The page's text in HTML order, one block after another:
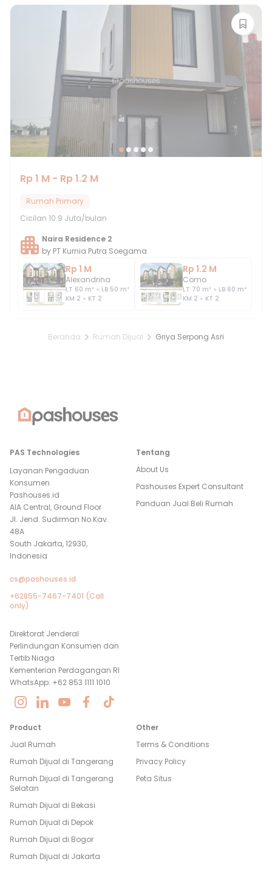
Rp 1 M - Rp 1.2 M
Rumah Primary
Cicilan 10.9 Juta/bulan
Naira Residence 2
by PT Kurnia Putra Soegama
Rp 1 M
Alexandrina
LT 60 m² LB 50 m²
KM 2 KT 2
Rp 1.2 M
Como
LT 70 m² LB 60 m²
KM 2 KT 2
Beranda Rumah Dijual Griya Serpong Asri
PAS Technologies
Layanan Pengaduan
Konsumen
Pashouses.id
AIA Central, Ground Floor
Jl. Jend. Sudirman No.Kav.
48A
South Jakarta, 12930,
Indonesia
cs@pashouses.id
+62855-7467-7401 (Call
only)
Direktorat Jenderal
Perlindungan Konsumen dan
Tertib Niaga
Kementerian Perdagangan RI
WhatsApp: +62 853 1111 1010
Tentang
About Us
Pashouses Expert Consultant
Panduan Jual Beli Rumah
Product
Jual Rumah
Rumah Dijual di Tangerang
Rumah Dijual di Tangerang
Selatan
Rumah Dijual di Bekasi
Rumah Dijual di Depok
Rumah Dijual di Bogor
Rumah Dijual di Jakarta
Other
Terms & Conditions
Privacy Policy
Peta Situs